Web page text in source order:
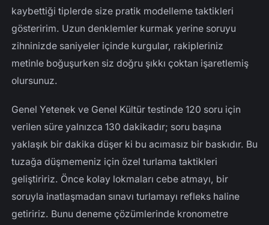
kaybettiği tiplerde size pratik modelleme taktikleri
gösteririm. Uzun denklemler kurmak yerine soruyu
zihninizde saniyeler içinde kurgular, rakipleriniz
metinle boğuşurken siz doğru şıkkı çoktan işaretlemiş
olursunuz.
Genel Yetenek ve Genel Kültür testinde 120 soru için
verilen süre yalnızca 130 dakikadır; soru başına
yaklaşık bir dakika düşer ki bu acımasız bir baskıdır. Bu
tuzağa düşmemeniz için özel turlama taktikleri
geliştiririz. Önce kolay lokmaları cebe atmayı, bir
soruyla inatlaşmadan sınavı turlamayı refleks haline
getiririz. Bunu deneme çözümlerinde kronometre